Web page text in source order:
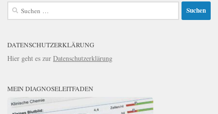
Suchen
DATENSCHUTZERKLÄRUNG
Hier geht es zur Datenschutzerklärung
MEIN DIAGNOSELEITFADEN